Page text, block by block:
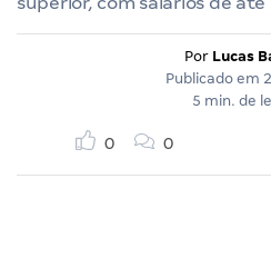
Por Lucas
Publicado em
5 min. de
0 0